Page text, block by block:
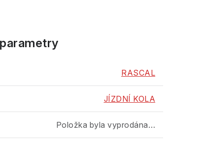
RASCAL
JÍZDNÍ KOLA
Položka byla vyprodána…